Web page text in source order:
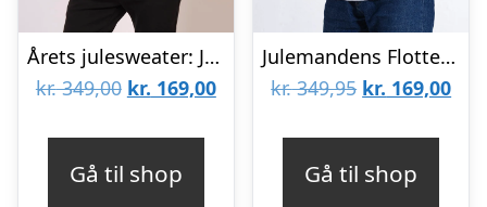
Årets julesweater: Jingle Ladies – herre / mænd. Ugly Christmas Sweater lavet i Danmark
kr.349,00 Den
var:
kr. 169,00Den
Gå til shop
Julemandens Flotte Julesweater – herre / mænd.
kr.349,95 Den
var:
kr. 169,00Den
Gå til shop